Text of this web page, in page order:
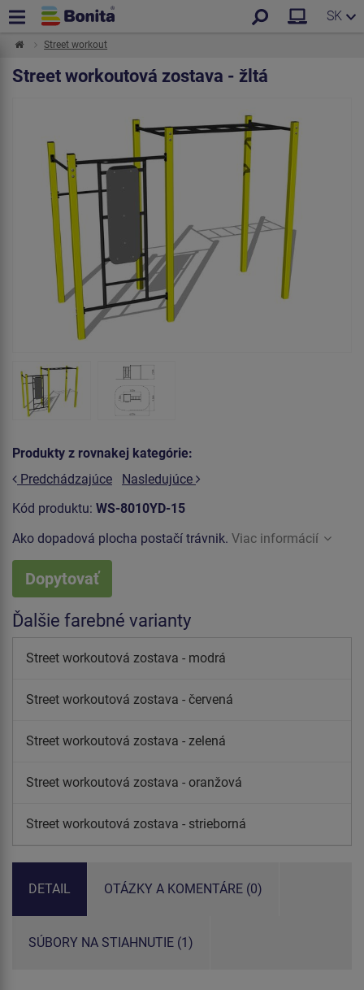
SK
Street workout
Street workoutová zostava - žltá
Produkty z rovnakej kategórie:
Predchádzajúce
Nasledujúce
Kód produktu: WS-8010YD-15
Ako dopadová plocha postačí trávnik. Viac informácií
Dopytovať
Ďalšie farebné varianty
Street workoutová zostava - modrá
Street workoutová zostava - červená
Street workoutová zostava - zelená
Street workoutová zostava - oranžová
Street workoutová zostava - strieborná
DETAIL OTÁZKY A KOMENTÁRE (0)
SÚBORY NA STIAHNUTIE (1)